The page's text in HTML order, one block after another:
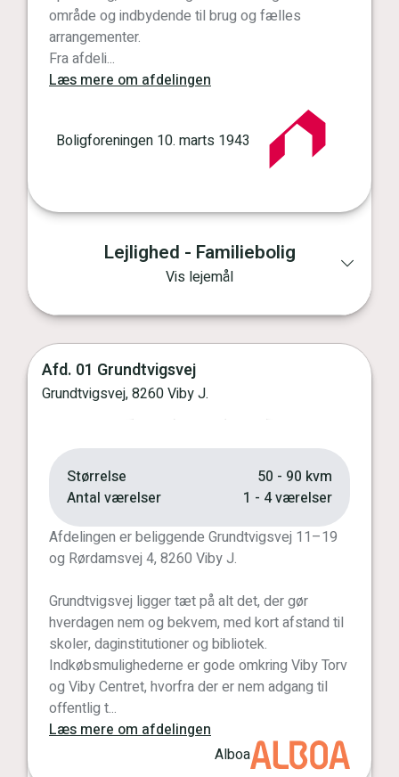
område og indbydende til brug og fælles
arrangementer.
Fra afdeli...
Læs mere om afdelingen
Boligforeningen 10. marts 1943
Lejlighed - Familiebolig
Vis lejemål
Afd. 01 Grundtvigsvej
Grundtvigsvej, 8260 Viby J.
Forrige
Vis kort
Størrelse
50 - 90 kvm
Antal værelser
1 - 4 værelser
Afdelingen er beliggende Grundtvigsvej 11–19
og Rørdamsvej 4, 8260 Viby J.
Grundtvigsvej ligger tæt på alt det, der gør
hverdagen nem og bekvem, med kort afstand til
skoler, daginstitutioner og bibliotek.
Indkøbsmulighederne er gode omkring Viby Torv
og Viby Centret, hvorfra der er nem adgang til
offentlig t...
Læs mere om afdelingen
Alboa